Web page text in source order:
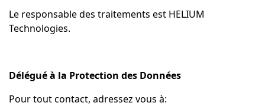
Le responsable des traitements est HELIUM
Technologies.
Délégué à la Protection des Données
Pour tout contact, adressez vous à: